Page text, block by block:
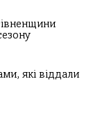
які віддали